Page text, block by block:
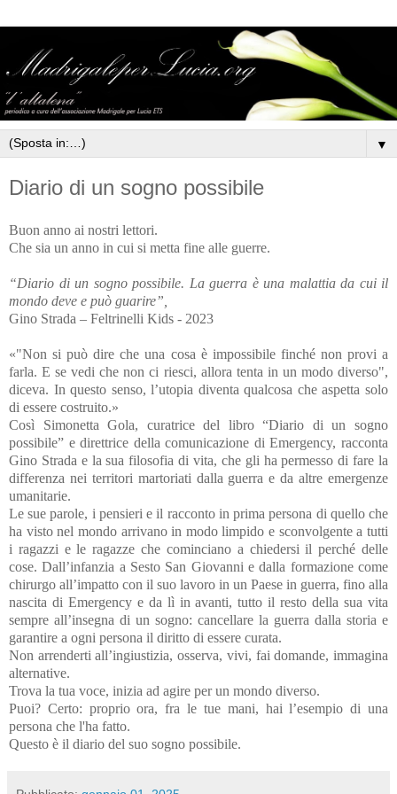
▼
Diario di un sogno possibile
Buon anno ai nostri lettori.
Che sia un anno in cui si metta fine alle guerre.
“Diario di un sogno possibile. La guerra è una malattia da cui il
mondo deve e può guarire”,
Gino Strada – Feltrinelli Kids - 2023
«"Non si può dire che una cosa è impossibile finché non provi a
farla. E se vedi che non ci riesci, allora tenta in un modo diverso",
diceva. In questo senso, l’utopia diventa qualcosa che aspetta solo
di essere costruito.»
Così Simonetta Gola, curatrice del libro “Diario di un sogno
possibile” e direttrice della comunicazione di Emergency, racconta
Gino Strada e la sua filosofia di vita, che gli ha permesso di fare la
differenza nei territori martoriati dalla guerra e da altre emergenze
umanitarie.
Le sue parole, i pensieri e il racconto in prima persona di quello che
ha visto nel mondo arrivano in modo limpido e sconvolgente a tutti
i ragazzi e le ragazze che cominciano a chiedersi il perché delle
cose. Dall’infanzia a Sesto San Giovanni e dalla formazione come
chirurgo all’impatto con il suo lavoro in un Paese in guerra, fino alla
nascita di Emergency e da lì in avanti, tutto il resto della sua vita
sempre all’insegna di un sogno: cancellare la guerra dalla storia e
garantire a ogni persona il diritto di essere curata.
Non arrenderti all’ingiustizia, osserva, vivi, fai domande, immagina
alternative.
Trova la tua voce, inizia ad agire per un mondo diverso.
Puoi? Certo: proprio ora, fra le tue mani, hai l’esempio di una
persona che l'ha fatto.
Questo è il diario del suo sogno possibile.